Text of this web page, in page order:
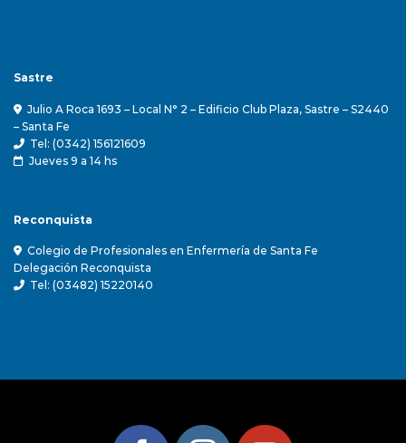
Sastre
Julio A Roca 1693 – Local N° 2 – Edificio Club Plaza, Sastre – S2440
– Santa Fe
Tel: (0342) 156121609
Jueves 9 a 14 hs
Reconquista
Colegio de Profesionales en Enfermería de Santa Fe
Delegación Reconquista
Tel: (03482) 15220140